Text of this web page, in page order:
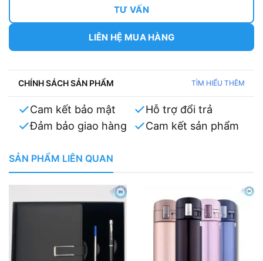
TƯ VẤN
LIÊN HỆ MUA HÀNG
CHÍNH SÁCH SẢN PHẨM TÌM HIỂU THÊM
Cam kết bảo mật
Hỗ trợ đổi trả
Đảm bảo giao hàng
Cam kết sản phẩm
SẢN PHẨM LIÊN QUAN